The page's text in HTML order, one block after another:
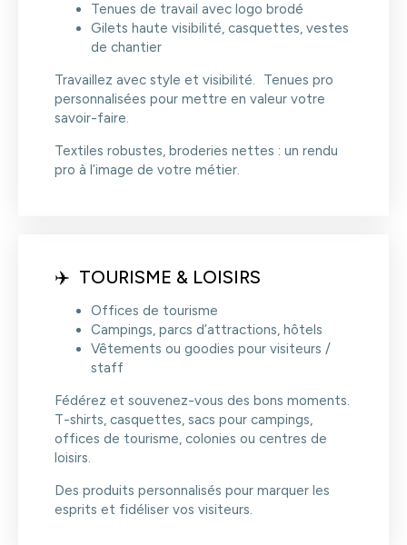
Tenues de travail avec logo brodé
Gilets haute visibilité, casquettes, vestes
de chantier
Travaillez avec style et visibilité. Tenues pro
personnalisées pour mettre en valeur votre
savoir-faire.
Textiles robustes, broderies nettes : un rendu
pro à l’image de votre métier.
✈️ TOURISME & LOISIRS
Offices de tourisme
Campings, parcs d’attractions, hôtels
Vêtements ou goodies pour visiteurs /
staff
Fédérez et souvenez-vous des bons moments.
T-shirts, casquettes, sacs pour campings,
offices de tourisme, colonies ou centres de
loisirs.
Des produits personnalisés pour marquer les
esprits et fidéliser vos visiteurs.